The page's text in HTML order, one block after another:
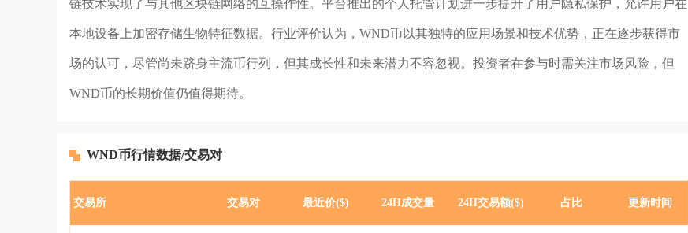
链技术实现了与其他区块链网络的互操作性。平台推出的个人托管计划进一步提升了用户隐私保护，允许用户在
本地设备上加密存储生物特征数据。行业评价认为，WND币以其独特的应用场景和技术优势，正在逐步获得市
场的认可，尽管尚未跻身主流币行列，但其成长性和未来潜力不容忽视。投资者在参与时需关注市场风险，但
WND币的长期价值仍值得期待。
WND币行情数据/交易对
交易所 交易对 最近价($) 24H成交量 24H交易额($) 占比 更新时间